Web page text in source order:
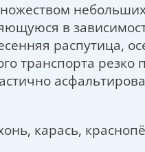
в
распутица,
транспорта резко
карась,